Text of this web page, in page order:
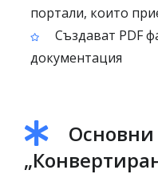
портали, които
Създават PDF
документация